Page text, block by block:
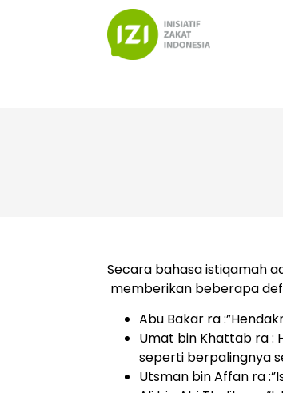
Secara bahasa istiqamah
memberikan beberapa
Abu Bakar ra
Umat bin Khattab ra :
seperti berpalingnya
Utsman bin Affan ra